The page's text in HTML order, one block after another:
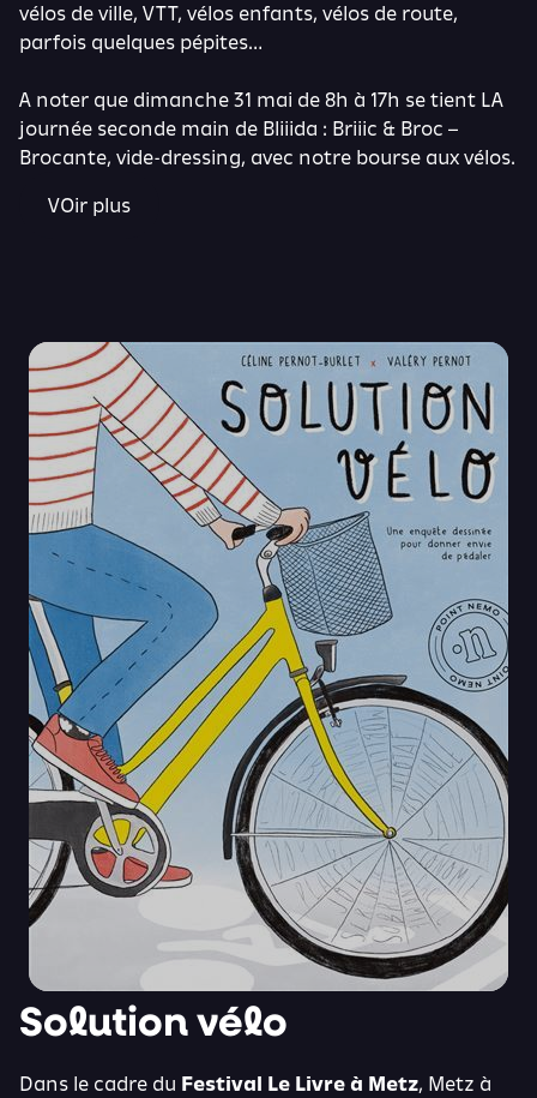
vélos de ville, VTT, vélos enfants, vélos de route,
parfois quelques pépites…
A noter que dimanche 31 mai de 8h à 17h se tient LA
journée seconde main de Bliiida : Briiic & Broc –
Brocante, vide-dressing, avec notre bourse aux vélos.
VOir plus
Solution vélo
Dans le cadre du Festival Le Livre à Metz, Metz à